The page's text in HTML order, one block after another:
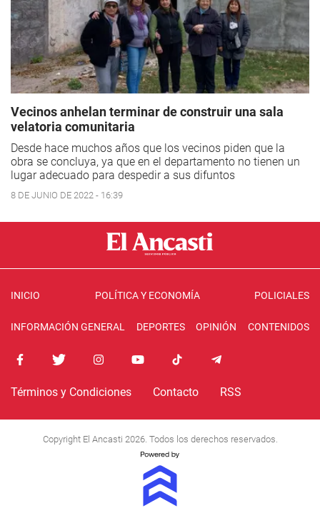
Vecinos anhelan terminar de construir una sala
velatoria comunitaria
Desde hace muchos años que los vecinos piden que la
obra se concluya, ya que en el departamento no tienen un
lugar adecuado para despedir a sus difuntos
8 DE JUNIO DE 2022 - 16:39
INICIO POLÍTICA Y ECONOMÍA POLICIALES
INFORMACIÓN GENERAL DEPORTES OPINIÓN CONTENIDOS
Términos y Condiciones Contacto RSS
Copyright El Ancasti 2026. Todos los derechos reservados.